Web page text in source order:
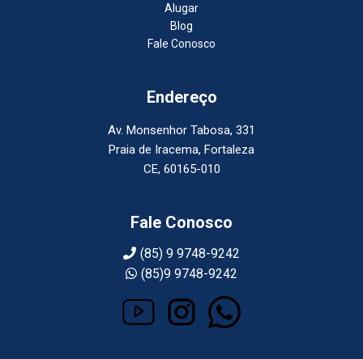
Alugar
Blog
Fale Conosco
Endereço
Av. Monsenhor Tabosa, 331
Praia de Iracema, Fortaleza
CE, 60165-010
Fale Conosco
(85) 9 9748-9242
(85)9 9748-9242